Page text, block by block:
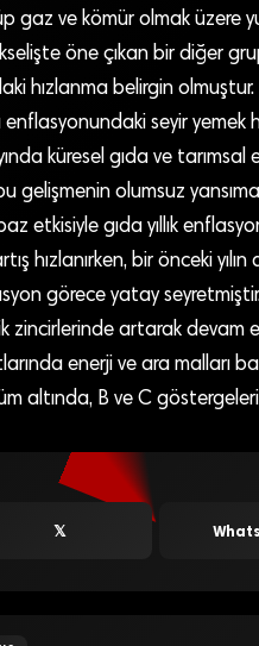
gaz ve kömür olmak üzere
öne çıkan bir diğer
hızlanma belirgin olmuştur.
enflasyonundaki seyir
küresel gıda ve
gelişmenin olumsuz
etkisiyle gıda yıllık
hızlanırken, bir önceki
görece yatay
zincirlerinde artarak devam
enerji ve ara malları
altında, B ve C
𝕏